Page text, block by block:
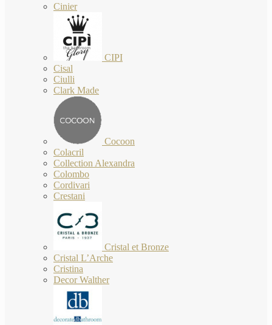
Cinier
CIPI
Cisal
Ciulli
Clark Made
Cocoon
Colacril
Collection Alexandra
Colombo
Cordivari
Crestani
Cristal et Bronze
Cristal L’Arche
Cristina
Decor Walther